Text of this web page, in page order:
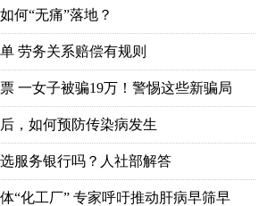
何“无痛”落地？
劳务关系赔偿有规则
一女子被骗19万！警惕这些新骗局
，如何预防传染病发生
服务银行吗？人社部解答
“化工厂” 专家呼吁推动肝病早筛早